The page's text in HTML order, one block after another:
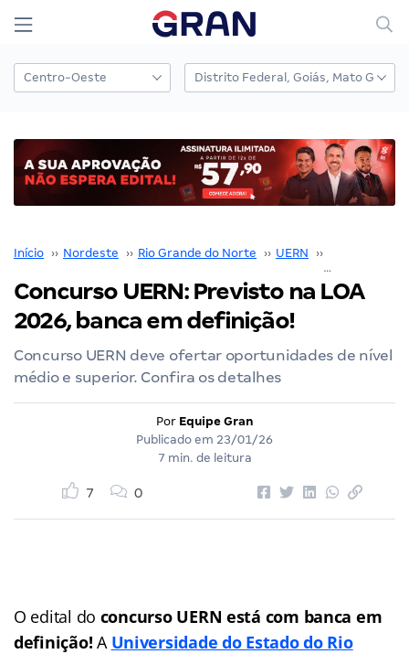
Início ›› Nordeste ›› Rio Grande do Norte ›› UERN ››
Concurso UERN: Previsto na LOA
2026, banca em definição!
Concurso UERN deve ofertar oportunidades de nível
médio e superior. Confira os detalhes
Por Equipe Gran
Publicado em 23/01/26
7 min. de leitura
7 0
O edital do concurso UERN está com banca em
definição! A Universidade do Estado do Rio